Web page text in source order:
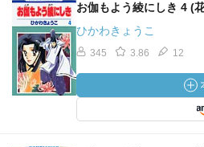
お伽もよう綾にしき 4 (
ひかわきょうこ
345 3.86 12